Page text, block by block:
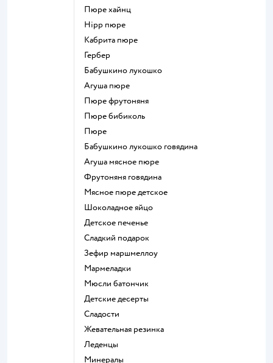
пюре хайнц
hipp пюре
кабрита пюре
гербер
бабушкино лукошко
агуша пюре
пюре фрутоняня
пюре бибиколь
пюре
бабушкино лукошко говядина
агуша мясное пюре
фрутоняня говядина
мясное пюре детское
шоколадное яйцо
детское печенье
сладкий подарок
зефир маршмеллоу
мармеладки
мюсли батончик
детские десерты
сладости
жевательная резинка
леденцы
Минералы